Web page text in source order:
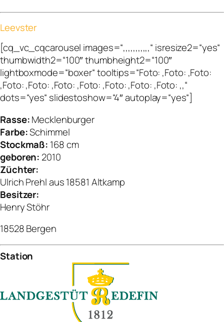
Leevster
[cq_vc_cqcarousel images=“,,,,,,,,,,,“ isresize2=“yes“
thumbwidth2=“100″ thumbheight2=“100″
lightboxmode=“boxer“ tooltips=“Foto: ,Foto: ,Foto:
,Foto: ,Foto: ,Foto: ,Foto: ,Foto: ,Foto: ,Foto: ,,“
dots=“yes“ slidestoshow=“4″ autoplay=“yes“]
Rasse:Mecklenburger
Farbe:Schimmel
Stockmaß: 168 cm
geboren: 2010
Züchter:
Ulrich Prehl aus 18581 Altkamp
Besitzer:
Henry Stöhr
18528 Bergen
Station